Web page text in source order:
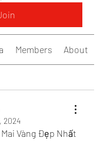
Members About
2024
Vàng Đẹp Nhất